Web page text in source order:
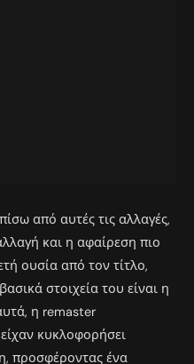
από αυτές τις αλλαγές,
και η αφαίρεση πιο
ουσία από τον τίτλο,
στοιχεία του είναι η
η remaster
κυκλοφορήσει
προσφέροντας ένα